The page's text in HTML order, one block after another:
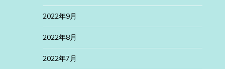
2022年9月
2022年8月
2022年7月